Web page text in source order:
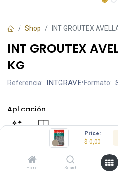
Price:
$ 0,00
Home Search
Shop INT GROUTEX
INT GROUTEX
KG
Referencia: INTGRAVE•Formato:
Aplicación
$ 2.95